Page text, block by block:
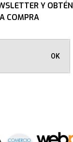
Y OBTÉN
COMPRA
OK